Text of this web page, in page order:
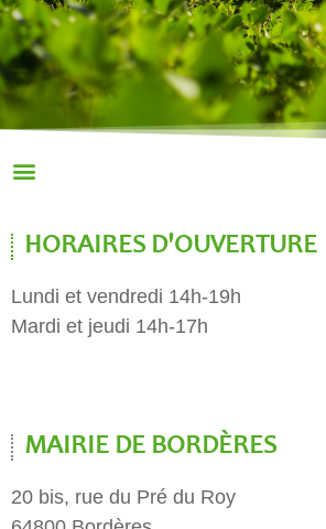
HORAIRES D'OUVERTURE
Lundi et vendredi 14h-19h
Mardi et jeudi 14h-17h
MAIRIE DE BORDÈRES
20 bis, rue du Pré du Roy